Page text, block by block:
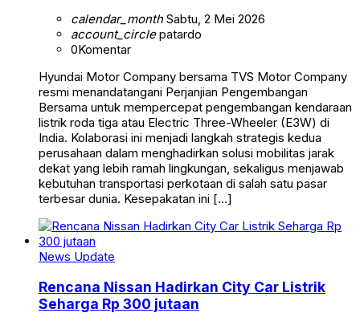
calendar_monthSabtu, 2 Mei 2026
account_circlepatardo
0Komentar
Hyundai Motor Company bersama TVS Motor Company
resmi menandatangani Perjanjian Pengembangan
Bersama untuk mempercepat pengembangan kendaraan
listrik roda tiga atau Electric Three-Wheeler (E3W) di
India. Kolaborasi ini menjadi langkah strategis kedua
perusahaan dalam menghadirkan solusi mobilitas jarak
dekat yang lebih ramah lingkungan, sekaligus menjawab
kebutuhan transportasi perkotaan di salah satu pasar
terbesar dunia. Kesepakatan ini […]
News Update
Rencana Nissan Hadirkan City Car Listrik
Seharga Rp 300 jutaan